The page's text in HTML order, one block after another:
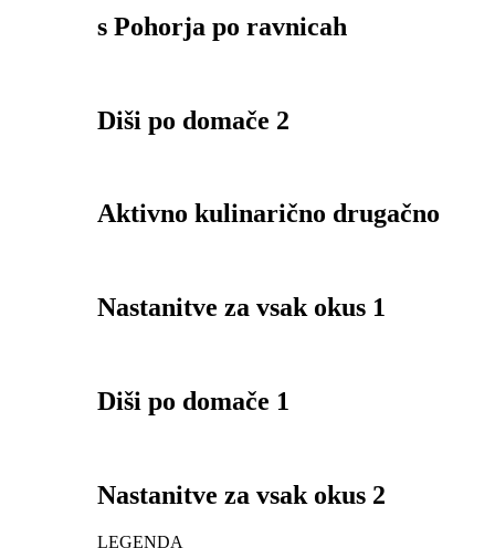
s Pohorja po ravnicah
Diši po domače 2
Aktivno kulinarično drugačno
Nastanitve za vsak okus 1
Diši po domače 1
Nastanitve za vsak okus 2
LEGENDA